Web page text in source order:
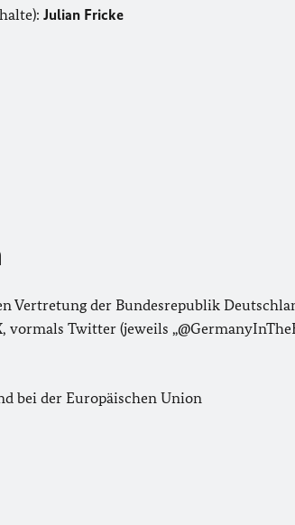
Julian Fricke
Vertretung der Bundesrepublik
Twitter (jeweils
bei der Europäischen Union